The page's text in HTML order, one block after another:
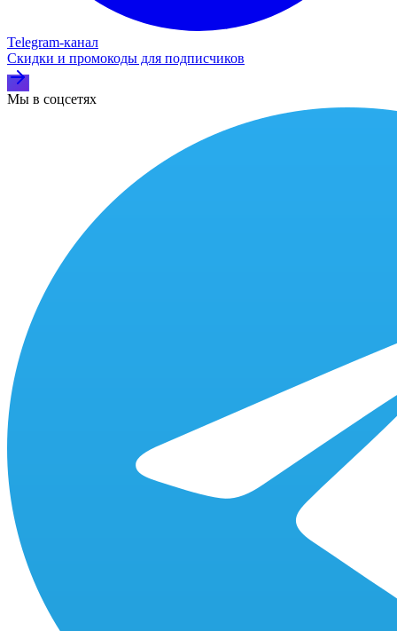
Telegram‑канал
Скидки и промокоды для подписчиков
Мы в соцсетях